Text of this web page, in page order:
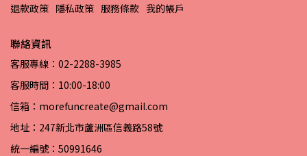
退款政策 隱私政策 服務條款 我的帳戶
聯絡資訊
客服專線：02-2288-3985
客服時間：10:00-18:00
信箱：morefuncreate@gmail.com
地址：247新北市蘆洲區信義路58號
統一編號：50991646